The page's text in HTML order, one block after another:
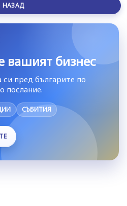
НАЗАД
вашият бизнес
си пред българите по
послание.
СЪБИТИЯ